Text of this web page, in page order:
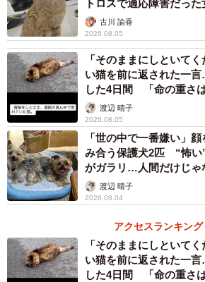
トロスで適応障害だっ
古川 諭香
2026.08.05
「そのままにしといて
い猫を前に返された一
した4日間 「命の重さ
体代表の訴え
渡辺 晴子
2026.08.05
「世の中で一番嫌い」
み合う保護犬2匹 “怖い
がガラリ…人間だけじゃ
渡辺 晴子
2026.08.04
アクセスランキング
「そのままにしといて
い猫を前に返された一
した4日間 「命の重さ